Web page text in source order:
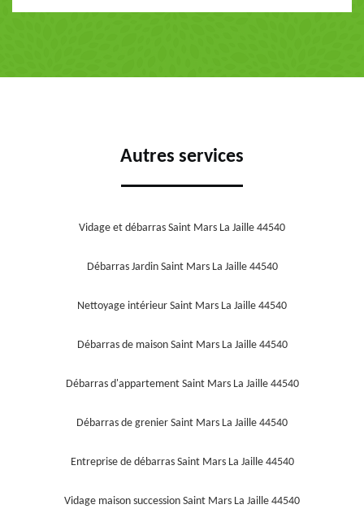
Autres services
Vidage et débarras Saint Mars La Jaille 44540
Débarras Jardin Saint Mars La Jaille 44540
Nettoyage intérieur Saint Mars La Jaille 44540
Débarras de maison Saint Mars La Jaille 44540
Débarras d'appartement Saint Mars La Jaille 44540
Débarras de grenier Saint Mars La Jaille 44540
Entreprise de débarras Saint Mars La Jaille 44540
Vidage maison succession Saint Mars La Jaille 44540